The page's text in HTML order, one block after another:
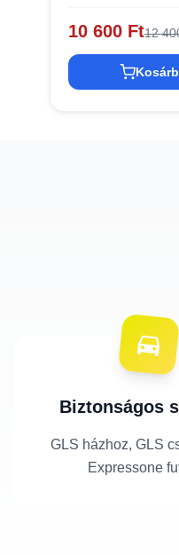
10 600 Ft12
Biztonságos
GLS házhoz, GLS
Expressone